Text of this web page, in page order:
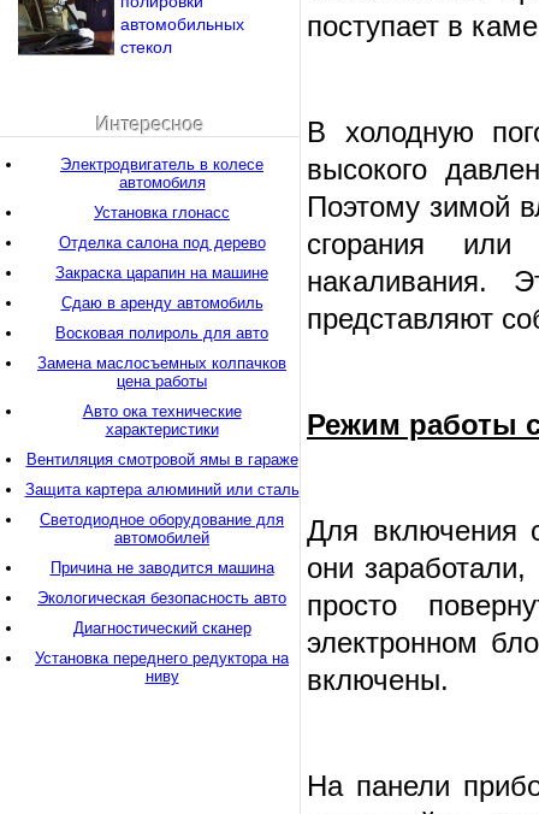
поступает в
В холодную
высокого
Поэтому зимой
сгорания
накаливания.
представляют
Режим работы
Для включения
они
просто
электронном
включены.
На панели
автомобильных
стекол
Интересное
Электродвигатель в колесе
автомобиля
Установка глонасс
Отделка салона под дерево
Закраска царапин на машине
Сдаю в аренду автомобиль
Восковая полироль для авто
Замена маслосъемных колпачков
цена работы
Авто ока технические
характеристики
Вентиляция смотровой ямы в гараже
Защита картера алюминий или сталь
Светодиодное оборудование для
автомобилей
Причина не заводится машина
Экологическая безопасность авто
Диагностический сканер
Установка переднего редуктора на
ниву